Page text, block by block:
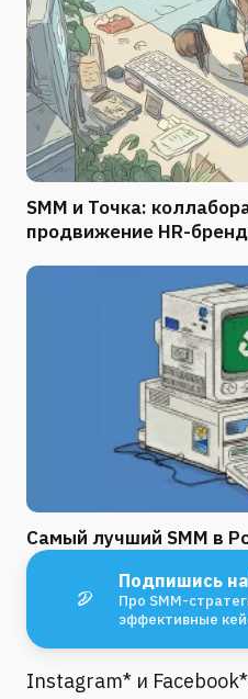
SMM и Точка:
продвижение HR-
Самый лучший SMM в
Подпишись
Про SMM-
эффективные
Instagram* и